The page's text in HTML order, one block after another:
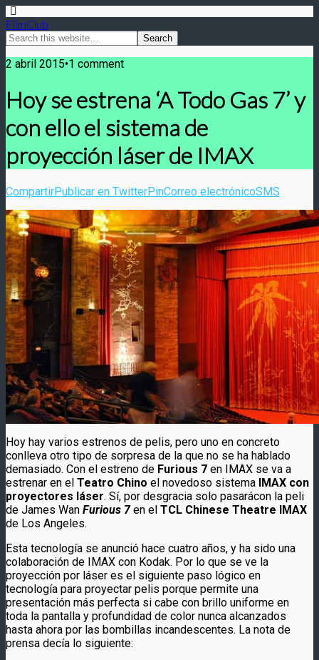
FilmClub
2 abril 2015•1 comment
Hoy se estrena ‘A Todo Gas 7’ y
con ello el sistema de
proyección láser de IMAX
CompartirPublicar en TwitterPinCorreo electrónicoSMS
Hoy hay varios estrenos de pelis, pero uno en concreto
conlleva otro tipo de sorpresa de la que no se ha hablado
demasiado. Con el estreno de Furious 7 en IMAX se va a
estrenar en el Teatro Chino el novedoso sistema IMAX con
proyectores láser. Sí, por desgracia solo pasarácon la peli
de James Wan Furious 7en el TCL Chinese Theatre IMAX
de Los Angeles.
Esta tecnología se anunció hace cuatro años, y ha sido una
colaboración de IMAX con Kodak. Por lo que se ve la
proyección por láser es el siguiente paso lógico en
tecnología para proyectar pelis porque permite una
presentación más perfecta si cabe con brillo uniforme en
toda la pantalla y profundidad de color nunca alcanzados
hasta ahora por las bombillas incandescentes. La nota de
prensa decía lo siguiente: